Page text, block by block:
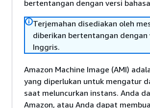
bertentangan dengan versi
Terjemahan disediakan oleh
diberikan bertentangan dengan
Inggris.
Amazon Machine Image (AMI)
yang diperlukan untuk mengatur
saat meluncurkan instans. Anda
Amazon, atau Anda dapat